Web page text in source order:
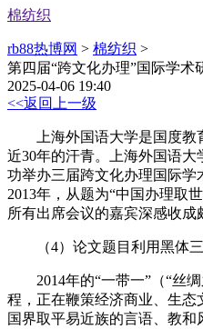
棉纺织
rb88热博网 > 棉纺织 >
第四届“跨文化办理”国际学术
2025-04-06 19:40
<<返回上一级
上海外国语大学是国度教育
近30年的汗青。上海外国语
功举办三届跨文化办理国际学
2013年，从题为“中国办理取
所有出席会议的嘉宾深感收成
（4）论文题目利用黑体三
2014年的“一带一”（“丝绸
程，正在鞭策经济商业、生态
国界取平易近族的言语、教